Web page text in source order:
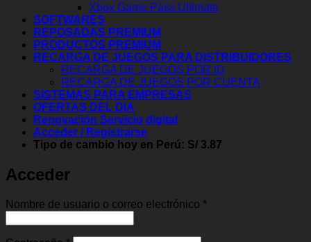
Xbox Game Pass Ultimate
SOFTWARES
REPOSADAS PREMIUM
PRODUCTOS PREMIUM
RECARGA DE JUEGOS PARA DISTRIBUIDORES
RECARGA DE JUEGOS POR ID
RECARGA DE JUEGOS POR CUENTA
SISTEMAS PARA EMPRESAS
OFERTAS DEL DIA
Renovación Servicio digital
Acceder / Registrarse
Tipo de cambio hoy en Perú: S/ 3.87
Acceder
Nombre de usuario o correo electrónico *Obligatorio